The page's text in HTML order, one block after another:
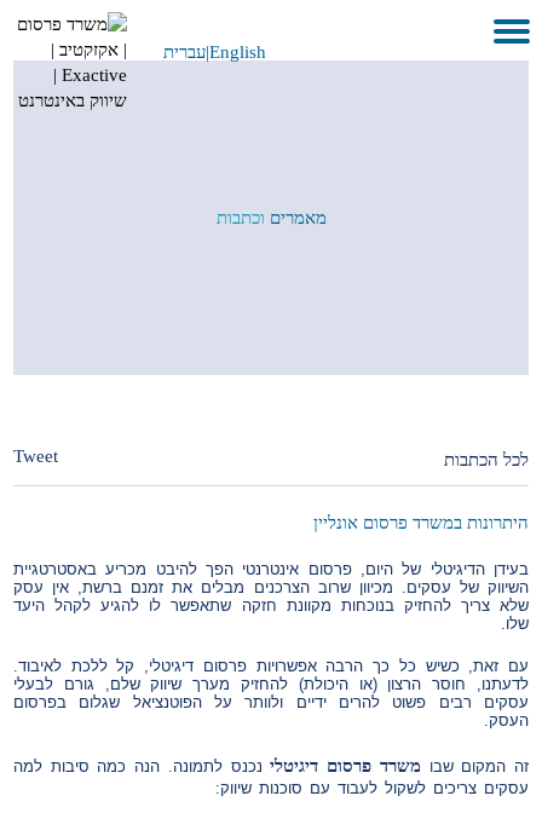
עברית|English
שירותים
מאמרים וכתבות
לכל הכתבות Tweet
היתרונות במשרד פרסום אונליין
בעידן הדיגיטלי של היום, פרסום אינטרנטי הפך להיבט מכריע באסטרטגיית
השיווק של עסקים. מכיוון שרוב הצרכנים מבלים את זמנם ברשת, אין עסק
שלא צריך להחזיק בנוכחות מקוונת חזקה שתאפשר לו להגיע לקהל היעד
שלו.
עם זאת, כשיש כל כך הרבה אפשרויות פרסום דיגיטלי, קל ללכת לאיבוד.
לדעתנו, חוסר הרצון (או היכולת) להחזיק מערך שיווק שלם, גורם לבעלי
עסקים רבים פשוט להרים ידיים ולוותר על הפוטנציאל שגלום בפרסום
העסק.
זה המקום שבו משרד פרסום דיגיטלינכנס לתמונה. הנה כמה סיבות למה
עסקים צריכים לשקול לעבוד עם סוכנות שיווק: